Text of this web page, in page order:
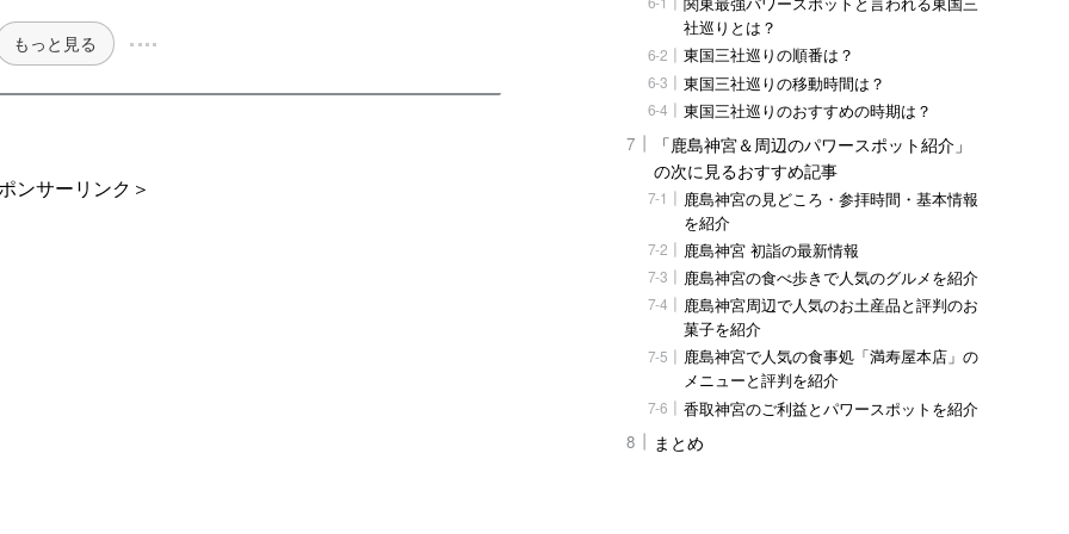
もっと見る
ンサーリンク＞
社巡りとは？
東国三社巡りの順番は？
東国三社巡りの移動時間は？
東国三社巡りのおすすめの時期は？
「鹿島神宮＆周辺のパワースポット紹介」
の次に見るおすすめ記事
鹿島神宮の見どころ・参拝時間・基本情報
を紹介
鹿島神宮 初詣の最新情報
鹿島神宮の食べ歩きで人気のグルメを紹介
鹿島神宮周辺で人気のお土産品と評判のお
菓子を紹介
鹿島神宮で人気の食事処「満寿屋本店」の
メニューと評判を紹介
香取神宮のご利益とパワースポットを紹介
まとめ